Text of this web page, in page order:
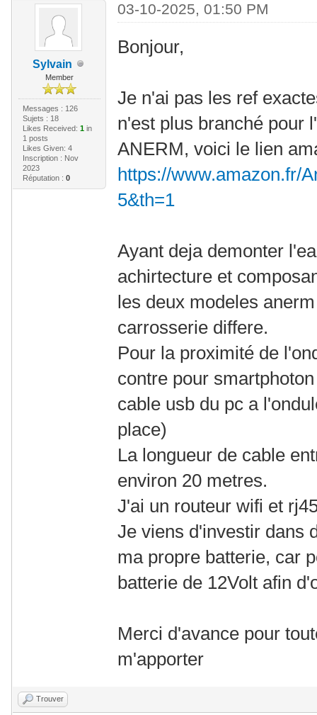
Sylvain
Member
Messages : 126
Sujets : 18
Likes Received: 1in
1 posts
Likes Given: 4
Inscription : Nov
2023
Réputation : 0
03-10-2025, 01:50 PM
Bonjour,
Je n'ai pas les ref
n'est plus branché pour
ANERM, voici le lien
https://www.amazon.fr/
5&th=1
Ayant deja demonter
achirtecture et
les deux modeles
carrosserie differe.
Pour la proximité de
contre pour
cable usb du pc a
place)
La longueur de cable
environ 20 metres.
J'ai un routeur wifi et
Je viens d'investir dans
ma propre batterie, car
batterie de 12Volt afin
Merci d'avance pour
m'apporter
Trouver